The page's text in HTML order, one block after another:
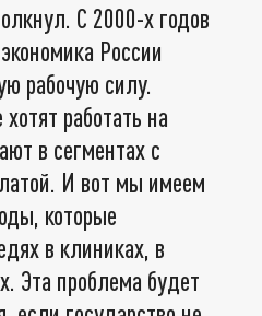
С 2000-х годов
России
рабочую силу.
работать на
в сегментах с
И вот мы имеем
которые
в клиниках, в
Эта проблема будет